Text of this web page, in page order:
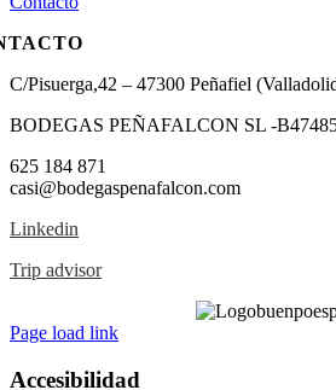
C/Pisuerga,42 – 47300 Peñafiel
BODEGAS PEÑAFALCON SL -
625 184 871
casi@bodegaspenafalcon.com
Linkedin
Trip advisor
Page load link
Accesibilidad